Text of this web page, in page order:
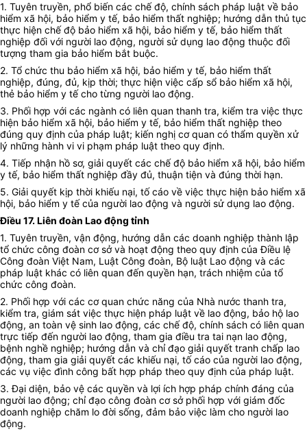
1. Tuyên truyền, phổ biến các chế độ, chính sách pháp luật về bảo
hiểm xã hội, bảo hiểm y tế, bảo hiểm thất nghiệp; hướng dẫn thủ tục
thực hiện chế độ bảo hiểm xã hội, bảo hiểm y tế, bảo hiểm thất
nghiệp đối với người lao động, người sử dụng lao động thuộc đối
tượng tham gia bảo hiểm bắt buộc.
2. Tổ chức thu bảo hiểm xã hội, bảo hiểm y tế, bảo hiểm thất
nghiệp, đúng, đủ, kịp thời; thực hiện việc cấp sổ bảo hiểm xã hội,
thẻ bảo hiểm y tế cho từng người lao động.
3. Phối hợp với các ngành có liên quan thanh tra, kiểm tra việc thực
hiện bảo hiểm xã hội, bảo hiểm y tế, bảo hiểm thất nghiệp theo
đúng quy định của pháp luật; kiến nghị cơ quan có thẩm quyền xử
lý những hành vi vi phạm pháp luật theo quy định.
4. Tiếp nhận hồ sơ, giải quyết các chế độ bảo hiểm xã hội, bảo hiểm
y tế, bảo hiểm thất nghiệp đầy đủ, thuận tiện và đúng thời hạn.
5. Giải quyết kịp thời khiếu nại, tố cáo về việc thực hiện bảo hiểm xã
hội, bảo hiểm y tế của người lao động và người sử dụng lao động.
Điều 17. Liên đoàn Lao động tỉnh
1. Tuyên truyền, vận động, hướng dẫn các doanh nghiệp thành lập
tổ chức công đoàn cơ sở và hoạt động theo quy định của Điều lệ
Công đoàn Việt Nam, Luật Công đoàn, Bộ luật Lao động và các
pháp luật khác có liên quan đến quyền hạn, trách nhiệm của tổ
chức công đoàn.
2. Phối hợp với các cơ quan chức năng của Nhà nước thanh tra,
kiểm tra, giám sát việc thực hiện pháp luật về lao động, bảo hộ lao
động, an toàn vệ sinh lao động, các chế độ, chính sách có liên quan
trực tiếp đến người lao động, tham gia điều tra tai nạn lao động,
bệnh nghề nghiệp; hướng dẫn và chỉ đạo giải quyết tranh chấp lao
động, tham gia giải quyết các khiếu nại, tố cáo của người lao động,
các vụ việc đình công bất hợp pháp theo quy định của pháp luật.
3. Đại diện, bảo vệ các quyền và lợi ích hợp pháp chính đáng của
người lao động; chỉ đạo công đoàn cơ sở phối hợp với giám đốc
doanh nghiệp chăm lo đời sống, đảm bảo việc làm cho người lao
động.